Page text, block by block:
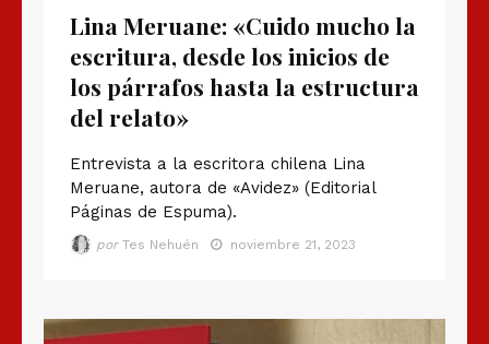
Lina Meruane: «Cuido mucho la
escritura, desde los inicios de
los párrafos hasta la estructura
del relato»
Entrevista a la escritora chilena Lina
Meruane, autora de «Avidez» (Editorial
Páginas de Espuma).
por Tes Nehuén noviembre 21, 2023